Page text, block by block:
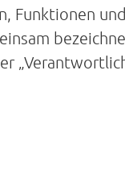
Funktionen